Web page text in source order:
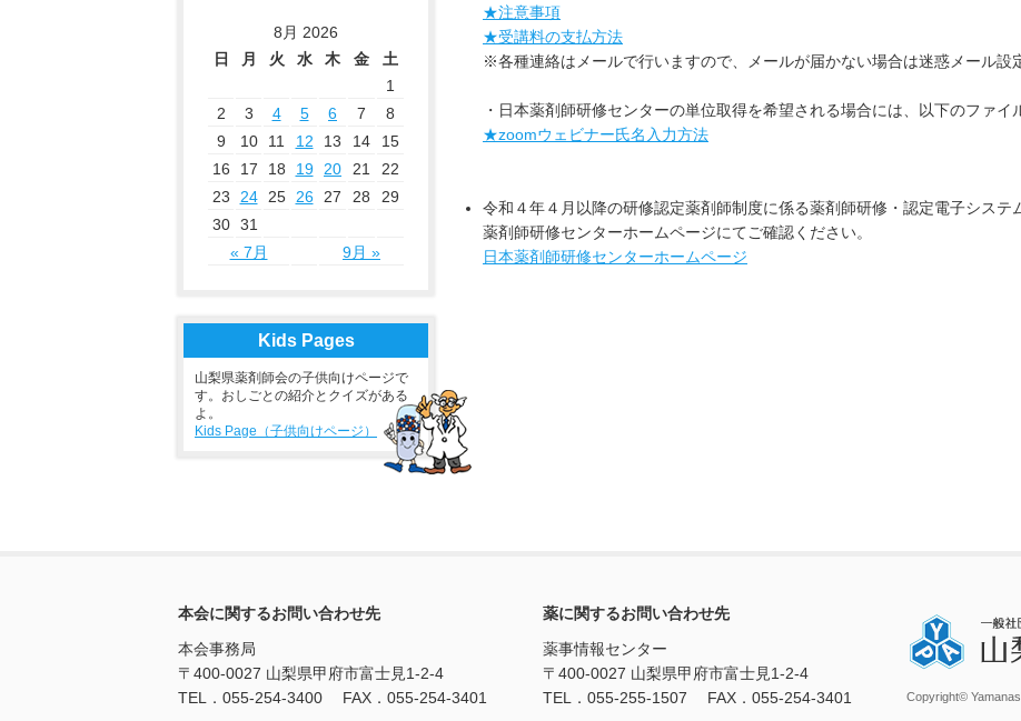
8月 2026
日
月 火 水 木 金
土
1
2
3 4 5 6 7
8
9
10 11 12 13 14
15
16
17 18 19 20 21
22
23
24 25 26 27 28
29
30 31
« 7月
9月 »
Kids Pages
山梨県薬剤師会の子供向けページで
す。おしごとの紹介とクイズがある
よ。
Kids Page（子供向けページ）
★注意事項
★受講料の支払方法
※各種連絡はメールで行いますので、メールが届かない場合は迷惑メール設
・日本薬剤師研修センターの単位取得を希望される場合には、以下のファイ
★zoomウェビナー氏名入力方法
令和４年４月以降の研修認定薬剤師制度に係る薬剤師研修・認定電子シス
薬剤師研修センターホームページにてご確認ください。
日本薬剤師研修センターホームページ
本会に関するお問い合わせ先
本会事務局
〒400-0027 山梨県甲府市富士見1-2-4
TEL．055-254-3400 FAX．055-254-3401
薬に関するお問い合わせ先
薬事情報センター
〒400-0027 山梨県甲府市富士見1-2-4
TEL．055-255-1507 FAX．055-254-3401
Copyright©